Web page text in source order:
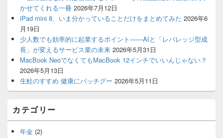
バ
ウ
ジ
ト
エ
ア
かせてくれる一冊 2026年7月12日
iPad mini 8、いま分かっていることだけをまとめてみた 2026年6
月19日
少人数でも効率的に起業するポイント――AIと「レバレッジ型成
長」が変えるサービス業の未来 2026年5月31日
MacBook NeoでなくてもMacBook 12インチでいいんじゃない？
2026年5月13日
生鮭のすすめ 健康にバッチグー 2026年5月11日
カテゴリー
年金 (2)